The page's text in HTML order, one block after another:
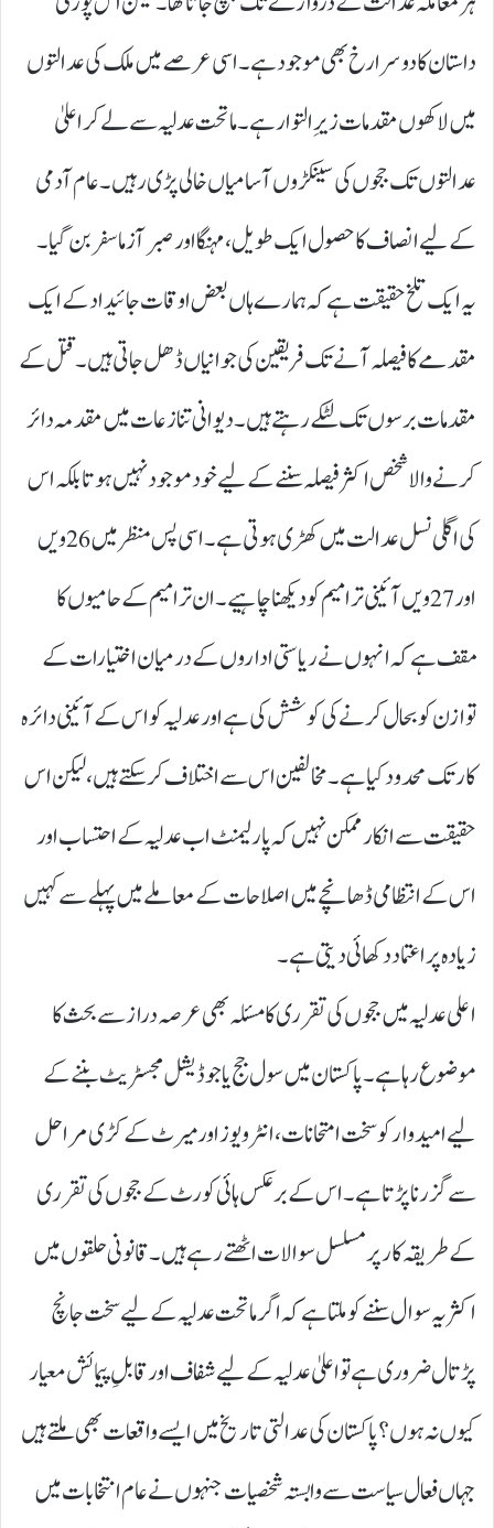
داستان کا دوسرا رخ بھی موجود ہے۔ اسی عرصے میں ملک کی عدالتوں
میں لاکھوں مقدمات زیرِ التوا رہے۔ ماتحت عدلیہ سے لے کر اعلیٰ
عدالتوں تک ججوں کی سینکڑوں آسامیاں خالی پڑی رہیں۔ عام آدمی
کے لیے انصاف کا حصول ایک طویل، مہنگا اور صبر آزما سفر بن گیا۔
یہ ایک تلخ حقیقت ہے کہ ہمارے ہاں بعض اوقات جائیداد کے ایک
مقدمے کا فیصلہ آنے تک فریقین کی جوانیاں ڈھل جاتی ہیں۔ قتل کے
مقدمات برسوں تک لٹکے رہتے ہیں۔ دیوانی تنازعات میں مقدمہ دائر
کرنے والا شخص اکثر فیصلہ سننے کے لیے خود موجود نہیں ہوتا بلکہ اس
کی اگلی نسل عدالت میں کھڑی ہوتی ہے۔ اسی پس منظر میں 26ویں
اور 27ویں آئینی ترامیم کو دیکھنا چاہیے۔ ان ترامیم کے حامیوں کا
مقف ہے کہ انہوں نے ریاستی اداروں کے درمیان اختیارات کے
توازن کو بحال کرنے کی کوشش کی ہے اور عدلیہ کو اس کے آئینی دائرہ
کار تک محدود کیا ہے۔ مخالفین اس سے اختلاف کر سکتے ہیں، لیکن اس
حقیقت سے انکار ممکن نہیں کہ پارلیمنٹ اب عدلیہ کے احتساب اور
اس کے انتظامی ڈھانچے میں اصلاحات کے معاملے میں پہلے سے کہیں
زیادہ پراعتماد دکھائی دیتی ہے۔
اعلی عدلیہ میں ججوں کی تقرری کا مسئلہ بھی عرصہ دراز سے بحث کا
موضوع رہا ہے۔ پاکستان میں سول جج یا جوڈیشل مجسٹریٹ بننے کے
لیے امیدوار کو سخت امتحانات، انٹرویوز اور میرٹ کے کڑی مراحل
سے گزرنا پڑتا ہے۔ اس کے برعکس ہائی کورٹ کے ججوں کی تقرری
کے طریقہ کار پر مسلسل سوالات اٹھتے رہے ہیں۔ قانونی حلقوں میں
اکثر یہ سوال سننے کو ملتا ہے کہ اگر ماتحت عدلیہ کے لیے سخت جانچ
پڑتال ضروری ہے تو اعلیٰ عدلیہ کے لیے شفاف اور قابلِ پیمائش معیار
کیوں نہ ہوں؟ پاکستان کی عدالتی تاریخ میں ایسے واقعات بھی ملتے ہیں
جہاں فعال سیاست سے وابستہ شخصیات جنہوں نے عام انتخابات میں